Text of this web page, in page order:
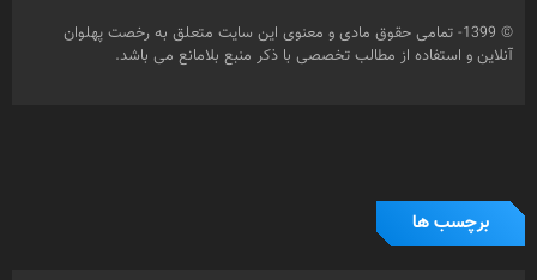
© 1399- تمامی حقوق مادی و معنوی این سایت متعلق به رخصت پهلوان
آنلاین و استفاده از مطالب تخصصی با ذکر منبع بلامانع می باشد.
برچسب ها